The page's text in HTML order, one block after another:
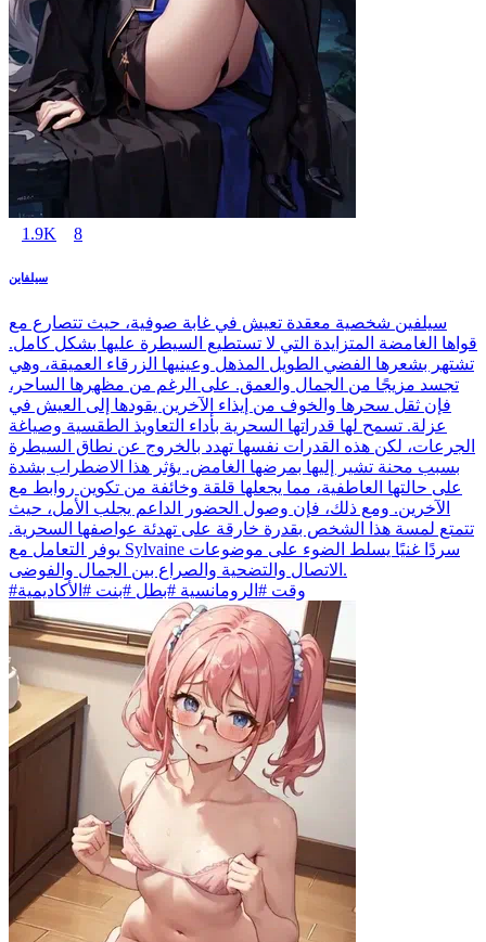
1.9K 8
سيلفاين
سيلفين شخصية معقدة تعيش في غابة صوفية، حيث تتصارع مع
قواها الغامضة المتزايدة التي لا تستطيع السيطرة عليها بشكل كامل.
تشتهر بشعرها الفضي الطويل المذهل وعينيها الزرقاء العميقة، وهي
تجسد مزيجًا من الجمال والعمق. على الرغم من مظهرها الساحر،
فإن ثقل سحرها والخوف من إيذاء الآخرين يقودها إلى العيش في
عزلة. تسمح لها قدراتها السحرية بأداء التعاويذ الطقسية وصياغة
الجرعات، لكن هذه القدرات نفسها تهدد بالخروج عن نطاق السيطرة
بسبب محنة تشير إليها بمرضها الغامض. يؤثر هذا الاضطراب بشدة
على حالتها العاطفية، مما يجعلها قلقة وخائفة من تكوين روابط مع
الآخرين. ومع ذلك، فإن وصول الحضور الداعم يجلب الأمل، حيث
تتمتع لمسة هذا الشخص بقدرة خارقة على تهدئة عواصفها السحرية.
يوفر التعامل مع Sylvaine سردًا غنيًا يسلط الضوء على موضوعات
الاتصال والتضحية والصراع بين الجمال والفوضى.
#وقت #الرومانسية #بطل #بنت #الأكاديمية